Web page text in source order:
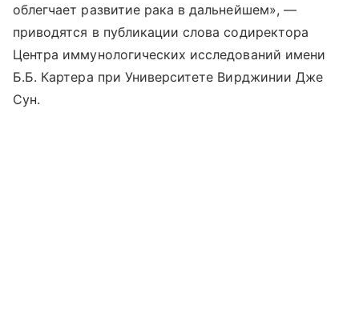
облегчает развитие рака в дальнейшем», —
приводятся в публикации слова содиректора
Центра иммунологических исследований имени
Б.Б. Картера при Университете Вирджинии Дже
Сун.